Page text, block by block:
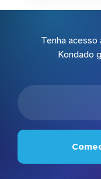
Tenha
Kondado